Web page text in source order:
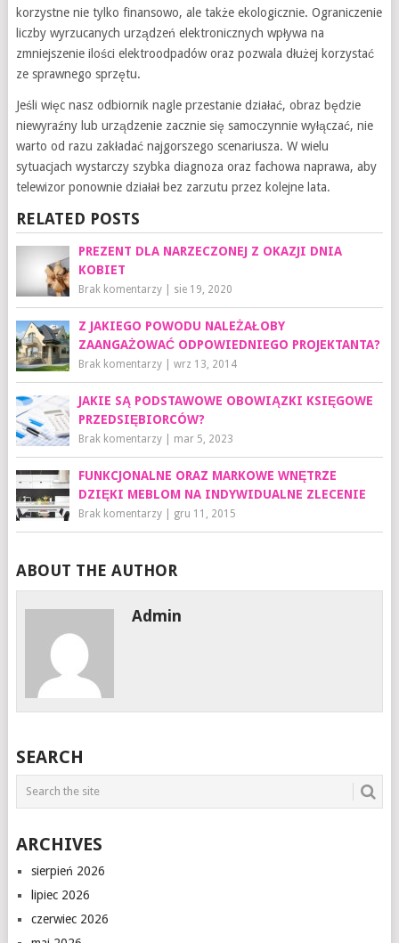
korzystne nie tylko finansowo, ale także ekologicznie. Ograniczenie
liczby wyrzucanych urządzeń elektronicznych wpływa na
zmniejszenie ilości elektroodpadów oraz pozwala dłużej korzystać
ze sprawnego sprzętu.
Jeśli więc nasz odbiornik nagle przestanie działać, obraz będzie
niewyraźny lub urządzenie zacznie się samoczynnie wyłączać, nie
warto od razu zakładać najgorszego scenariusza. W wielu
sytuacjach wystarczy szybka diagnoza oraz fachowa naprawa, aby
telewizor ponownie działał bez zarzutu przez kolejne lata.
RELATED POSTS
PREZENT DLA NARZECZONEJ Z OKAZJI DNIA
KOBIET
Brak komentarzy| sie 19, 2020
Z JAKIEGO POWODU NALEŻAŁOBY
ZAANGAŻOWAĆ ODPOWIEDNIEGO PROJEKTANTA?
Brak komentarzy| wrz 13, 2014
JAKIE SĄ PODSTAWOWE OBOWIĄZKI KSIĘGOWE
PRZEDSIĘBIORCÓW?
Brak komentarzy| mar 5, 2023
FUNKCJONALNE ORAZ MARKOWE WNĘTRZE
DZIĘKI MEBLOM NA INDYWIDUALNE ZLECENIE
Brak komentarzy| gru 11, 2015
ABOUT THE AUTHOR
Admin
SEARCH
ARCHIVES
sierpień 2026
lipiec 2026
czerwiec 2026